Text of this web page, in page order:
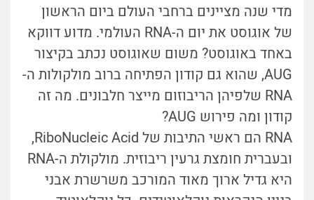
מדי שנה מציינים ברחבי העולם ביום הראשון
של אוגוסט את יום ה-RNA העולמי. מדוע דווקא
באחד באוגוסט? משום שאוגוסט נכתב בקיצור
AUG, שהוא גם קודון הפתיחה ברוב מולקולות ה-
RNA שלפיהן הריבוזום מייצר חלבונים. מה זה
קודון ומה פירוש AUG?
RNA הם ראשי התיבות של RiboNucleic Acid,
ובעברית חומצת גרעין ריבוזית. מולקולת ה-RNA
היא גדיל ארוך מאוד המורכב משרשרת אבני